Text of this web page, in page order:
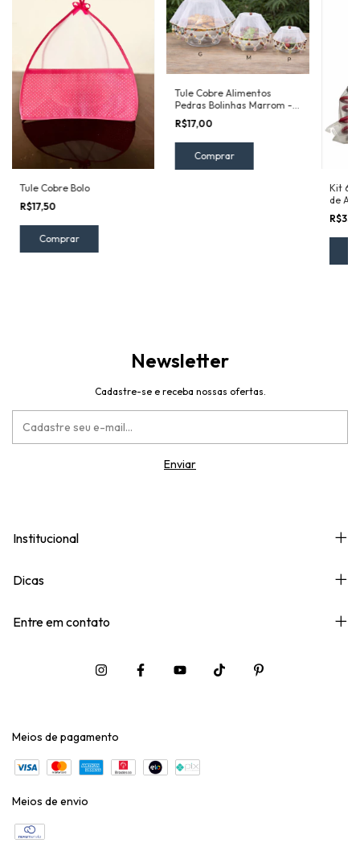
Tule Cobre Bolo
R$17,50
Comprar
Tule Cobre Alimentos
Pedras Bolinhas Marrom -
Copo, Jarra, Travesa
R$17,00
Comprar
Kit 6
de
Newsletter
Cadastre-se e receba nossas ofertas.
Institucional
Dicas
Entre em contato
Meios de pagamento
Meios de envio